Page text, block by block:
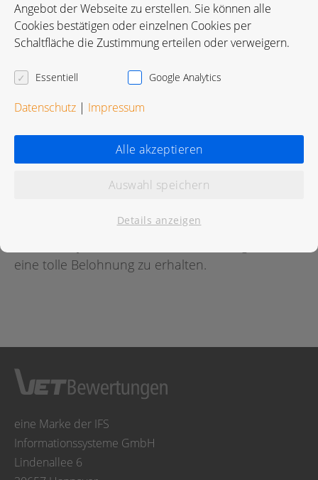
Karte in Google Maps öffnen
Bewertungen
Für diese Praxis wurde noch keine Bewertung
eine tolle Belohnung zu erhalten.
eine Marke der IFS
Informationssysteme GmbH
Lindenallee 6
Angebot der Webseite zu erstellen. Sie können alle
Cookies bestätigen oder einzelnen Cookies per
Schaltfläche die Zustimmung erteilen oder verweigern.
Essentiell Google Analytics
Datenschutz | Impressum
Alle akzeptieren
Auswahl speichern
Details anzeigen